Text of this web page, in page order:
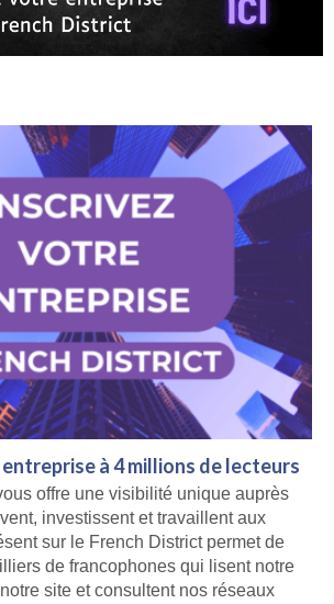
à 4 millions de lecteurs
offre une visibilité unique auprès
investissent et travaillent aux
sur le French District permet de
de francophones qui lisent notre
site et consultent nos réseaux